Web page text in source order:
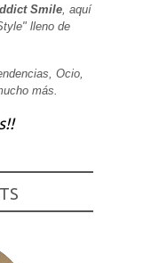
Smile, aquí
lleno de
Ocio,
más.